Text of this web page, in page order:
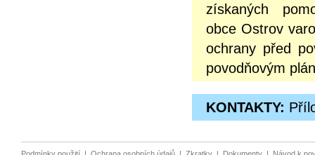
získaných
obce Ostrov
ochrany před
povodňovým
KONTAKTY: